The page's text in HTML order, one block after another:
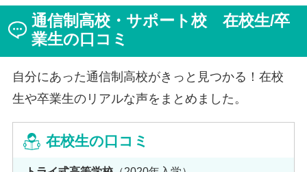
ジを持っていた田中さんですが、キャンパスでフェロー
（先生）や仲間に囲まれる中で、その不安は希望へと変
わったと言います。
通信制高校・サポート校 在校生/卒
業生の口コミ
自分にあった通信制高校がきっと見つかる！在校
生や卒業生のリアルな声をまとめました。
在校生の口コミ